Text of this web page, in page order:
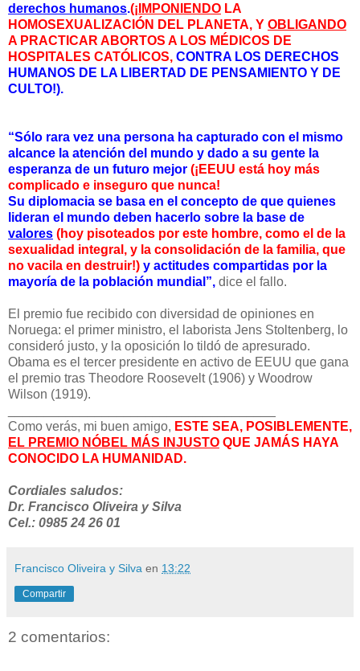
derechos humanos.(¡ IMPONIENDO LA
HOMOSEXUALIZACIÓN DEL PLANETA, Y OBLIGANDO
A PRACTICAR ABORTOS A LOS MÉDICOS DE
HOSPITALES CATÓLICOS, CONTRA LOS DERECHOS
HUMANOS DE LA LIBERTAD DE PENSAMIENTO Y DE
CULTO!).
“Sólo rara vez una persona ha capturado con el mismo
alcance la atención del mundo y dado a su gente la
esperanza de un futuro mejor (¡EEUU está hoy más
complicado e inseguro que nunca!
Su diplomacia se basa en el concepto de que quienes
lideran el mundo deben hacerlo sobre la base de
valores (hoy pisoteados por este hombre, como el de la
sexualidad integral, y la consolidación de la familia, que
no vacila en destruir!) y actitudes compartidas por la
mayoría de la población mundial”, dice el fallo.
El premio fue recibido con diversidad de opiniones en
Noruega: el primer ministro, el laborista Jens Stoltenberg, lo
consideró justo, y la oposición lo tildó de apresurado.
Obama es el tercer presidente en activo de EEUU que gana
el premio tras Theodore Roosevelt (1906) y Woodrow
Wilson (1919).
Como verás, mi buen amigo, ESTE SEA, POSIBLEMENTE,
EL PREMIO NÓBEL MÁS INJUSTO QUE JAMÁS HAYA
CONOCIDO LA HUMANIDAD.
Cordiales saludos:
Dr. Francisco Oliveira y Silva
Cel.: 0985 24 26 01
Francisco Oliveira y Silva en 13:22
Compartir
2 comentarios: